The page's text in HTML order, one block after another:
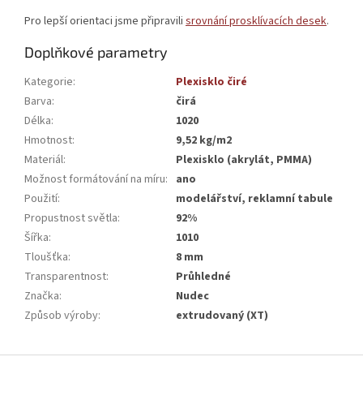
Pro lepší orientaci jsme připravili srovnání prosklívacích desek.
Doplňkové parametry
Kategorie:
Plexisklo čiré
Barva:
čirá
Délka:
1020
Hmotnost:
9,52 kg/m2
Materiál:
Plexisklo (akrylát, PMMA)
Možnost formátování na míru: ano
Použití:
modelářství, reklamní tabule
Propustnost světla:
92%
Šířka:
1010
Tloušťka:
8 mm
Transparentnost:
Průhledné
Značka:
Nudec
Způsob výroby: extrudovaný (XT)